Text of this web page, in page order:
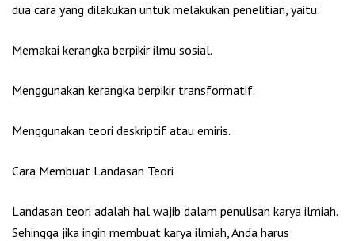
dua cara yang dilakukan untuk melakukan penelitian, yaitu:
Memakai kerangka berpikir ilmu sosial.
Menggunakan kerangka berpikir transformatif.
Menggunakan teori deskriptif atau emiris.
Cara Membuat Landasan Teori
Landasan teori adalah hal wajib dalam penulisan karya ilmiah.
Sehingga jika ingin membuat karya ilmiah, Anda harus